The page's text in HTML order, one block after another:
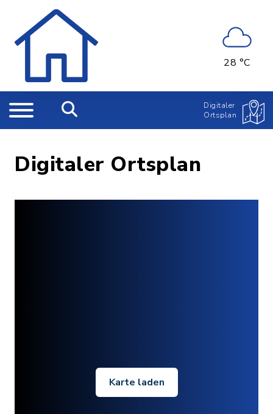
28 °C
Digitaler
Ortsplan
Digitaler Ortsplan
Karte laden